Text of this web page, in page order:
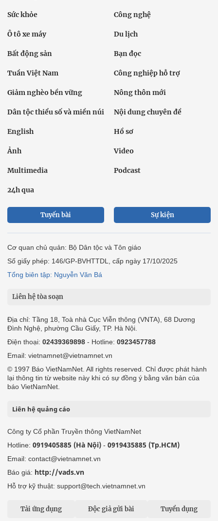
Sức khỏe Công nghệ
Ô tô xe máy Du lịch
Bất động sản Bạn đọc
Tuần Việt Nam Công nghiệp hỗ trợ
Giảm nghèo bền vững Nông thôn mới
Dân tộc thiểu số và miền núi Nội dung chuyên đề
English Hồ sơ
Ảnh Video
Multimedia Podcast
24h qua
Tuyến bài Sự kiện
Cơ quan chủ quản: Bộ Dân tộc và Tôn giáo
Số giấy phép: 146/GP-BVHTTDL, cấp ngày 17/10/2025
Tổng biên tập: Nguyễn Văn Bá
Liên hệ tòa soạn
Địa chỉ: Tầng 18, Toà nhà Cục Viễn thông (VNTA), 68 Dương
Đình Nghệ, phường Cầu Giấy, TP. Hà Nội.
Điện thoại: 02439369898 - Hotline: 0923457788
Email: vietnamnet@vietnamnet.vn
© 1997 Báo VietNamNet. All rights reserved. Chỉ được phát hành
lại thông tin từ website này khi có sự đồng ý bằng văn bản của
báo VietNamNet.
Liên hệ quảng cáo
Công ty Cổ phần Truyền thông VietNamNet
Hotline: 0919405885 (Hà Nội) - 0919435885 (Tp.HCM)
Email: contact@vietnamnet.vn
Báo giá: http://vads.vn
Hỗ trợ kỹ thuật: support@tech.vietnamnet.vn
Tải ứng dụng Độc giả gửi bài Tuyển dụng